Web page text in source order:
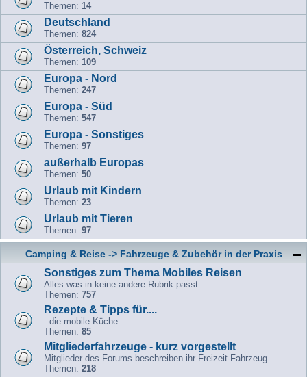
Themen: 14
Deutschland
Themen: 824
Österreich, Schweiz
Themen: 109
Europa - Nord
Themen: 247
Europa - Süd
Themen: 547
Europa - Sonstiges
Themen: 97
außerhalb Europas
Themen: 50
Urlaub mit Kindern
Themen: 23
Urlaub mit Tieren
Themen: 97
Camping & Reise -> Fahrzeuge & Zubehör in der Praxis
Sonstiges zum Thema Mobiles Reisen
Alles was in keine andere Rubrik passt
Themen: 757
Rezepte & Tipps für....
..die mobile Küche
Themen: 85
Mitgliederfahrzeuge - kurz vorgestellt
Mitglieder des Forums beschreiben ihr Freizeit-Fahrzeug
Themen: 218